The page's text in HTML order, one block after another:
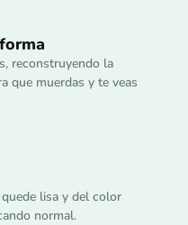
reconstruyendo la
que muerdas y te veas
lisa y del color
normal.